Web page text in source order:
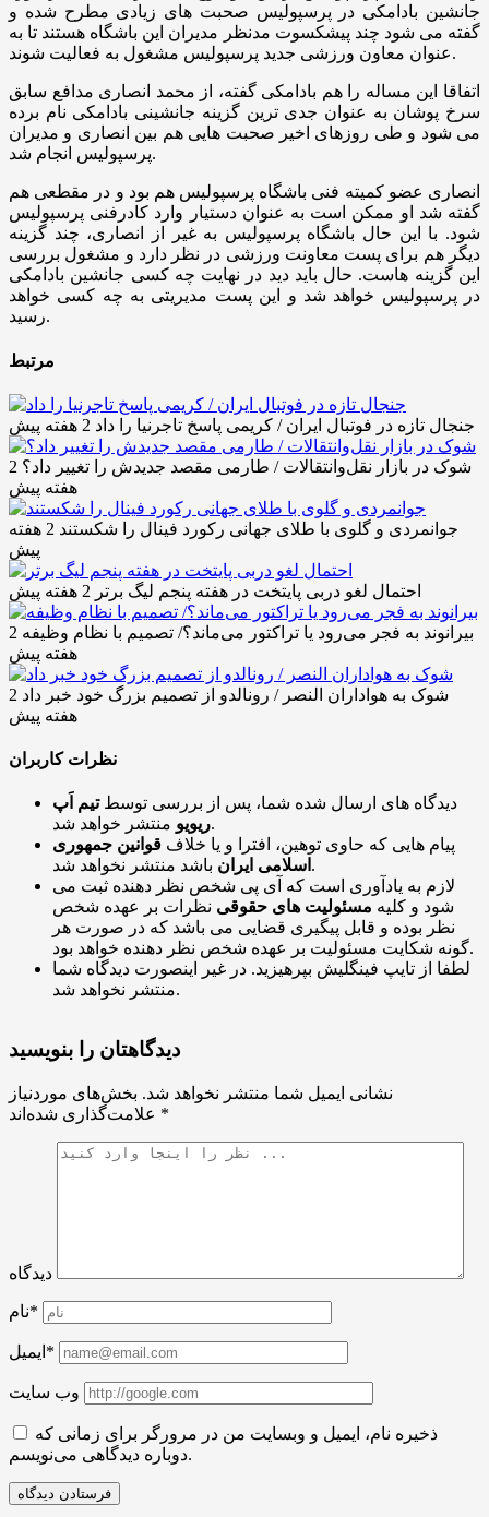
جانشین بادامکی در پرسپولیس صحبت های زیادی مطرح شده و
گفته می شود چند پیشکسوت مدنظر مدیران این باشگاه هستند تا به
عنوان معاون ورزشی جدید پرسپولیس مشغول به فعالیت شوند.
اتفاقا این مساله را هم بادامکی گفته، از محمد انصاری مدافع سابق
سرخ پوشان به عنوان جدی ترین گزینه جانشینی بادامکی نام برده
می شود و طی روزهای اخیر صحبت هایی هم بین انصاری و مدیران
پرسپولیس انجام شد.
انصاری عضو کمیته فنی باشگاه پرسپولیس هم بود و در مقطعی هم
گفته شد او ممکن است به عنوان دستیار وارد کادرفنی پرسپولیس
شود. با این حال باشگاه پرسپولیس به غیر از انصاری، چند گزینه
دیگر هم برای پست معاونت ورزشی در نظر دارد و مشغول بررسی
این گزینه هاست. حال باید دید در نهایت چه کسی جانشین بادامکی
در پرسپولیس خواهد شد و این پست مدیریتی به چه کسی خواهد
رسید.
مرتبط
جنجال تازه در فوتبال ایران / کریمی پاسخ تاجرنیا را داد 2 هفته پیش
شوک در بازار نقل‌وانتقالات / طارمی مقصد جدیدش را تغییر داد؟ 2
هفته پیش
جوانمردی و گلوی با طلای جهانی رکورد فینال را شکستند
2 هفته
پیش
احتمال لغو دربی پایتخت در هفته پنجم لیگ برتر 2 هفته پیش
بیرانوند به فجر می‌رود یا تراکتور می‌ماند؟/ تصمیم با نظام وظیفه 2
هفته پیش
شوک به هواداران النصر / رونالدو از تصمیم بزرگ خود خبر داد 2
هفته پیش
نظرات کاربران
دیدگاه های ارسال شده شما، پس از بررسی توسطتیم اَپ
ریویومنتشر خواهد شد.
پیام هایی که حاوی توهین، افترا و یا خلاف قوانین جمهوری
اسلامی ایران باشد منتشر نخواهد شد.
لازم به یادآوری است که آی پی شخص نظر دهنده ثبت می
شود و کلیه مسئولیت های حقوقی نظرات بر عهده شخص
نظر بوده و قابل پیگیری قضایی می باشد که در صورت هر
گونه شکایت مسئولیت بر عهده شخص نظر دهنده خواهد بود.
لطفا از تایپ فینگلیش بپرهیزید. در غیر اینصورت دیدگاه شما
منتشر نخواهد شد.
دیدگاهتان را بنویسید
نشانی ایمیل شما منتشر نخواهد شد. بخش‌های موردنیاز
*
دیدگاه
نام*
ایمیل*
وب سایت
ذخیره نام، ایمیل و وبسایت من در مرورگر برای زمانی که
دوباره دیدگاهی می‌نویسم.